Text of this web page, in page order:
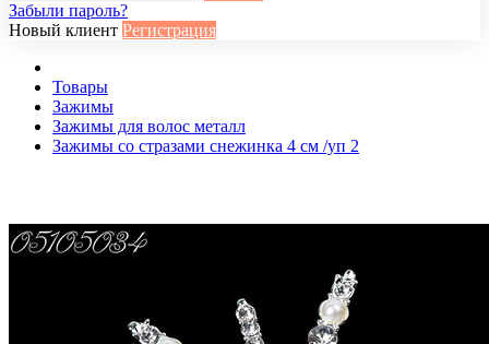
Забыли пароль?
Новый клиент Регистрация
Товары
Зажимы
Зажимы для волос металл
Зажимы со стразами снежинка 4 см /уп 2